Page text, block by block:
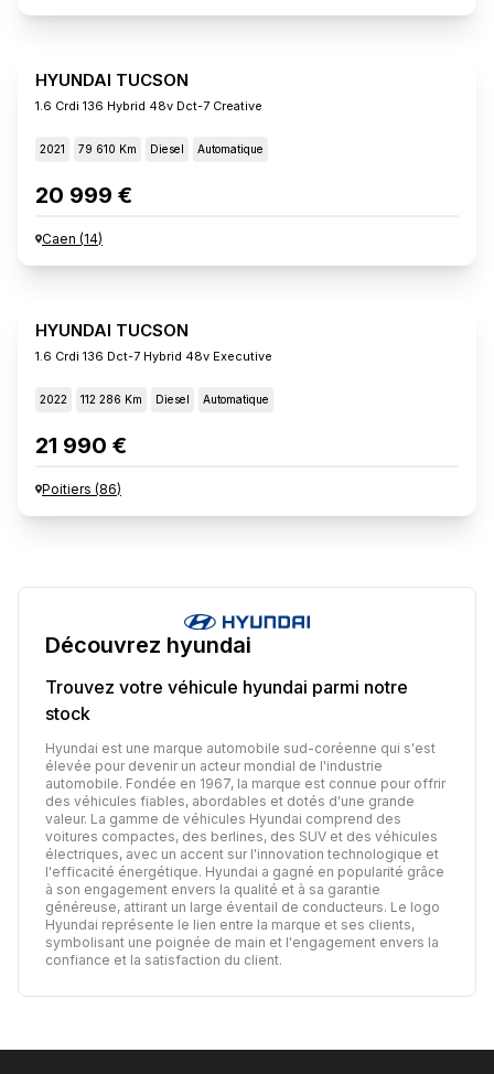
HYUNDAI TUCSON
1.6 Crdi 136 Hybrid 48v Dct-7 Creative
2021 79 610 Km Diesel Automatique
20 999 €
Caen (14)
HYUNDAI TUCSON
1.6 Crdi 136 Dct-7 Hybrid 48v Executive
2022 112 286 Km Diesel Automatique
21 990 €
Poitiers (86)
Découvrez hyundai
Trouvez votre véhicule hyundai parmi notre
stock
Hyundai est une marque automobile sud-coréenne qui s'est
élevée pour devenir un acteur mondial de l'industrie
automobile. Fondée en 1967, la marque est connue pour offrir
des véhicules fiables, abordables et dotés d'une grande
valeur. La gamme de véhicules Hyundai comprend des
voitures compactes, des berlines, des SUV et des véhicules
électriques, avec un accent sur l'innovation technologique et
l'efficacité énergétique. Hyundai a gagné en popularité grâce
à son engagement envers la qualité et à sa garantie
généreuse, attirant un large éventail de conducteurs. Le logo
Hyundai représente le lien entre la marque et ses clients,
symbolisant une poignée de main et l'engagement envers la
confiance et la satisfaction du client.